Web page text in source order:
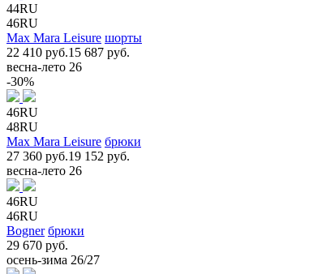
44RU
46RU
Max Mara Leisure шорты
22 410 руб.15 687 руб.
весна-лето 26
-30%
46RU
48RU
Max Mara Leisure брюки
27 360 руб.19 152 руб.
весна-лето 26
46RU
46RU
Bogner брюки
29 670 руб.
осень-зима 26/27